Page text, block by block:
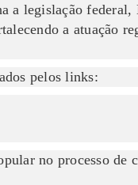
a legislação federal,
a atuação
pelos links:
no processo de